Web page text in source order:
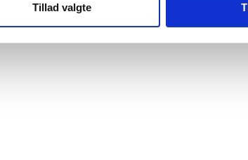
Tillad valgte